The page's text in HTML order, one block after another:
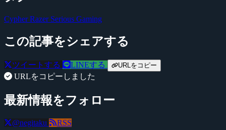
CypherRazer Serious Gaming
この記事をシェアする
ツイートする LINEする URLをコピー
URLをコピーしました
最新情報をフォロー
@negitaku RSS